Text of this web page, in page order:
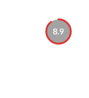
8.9